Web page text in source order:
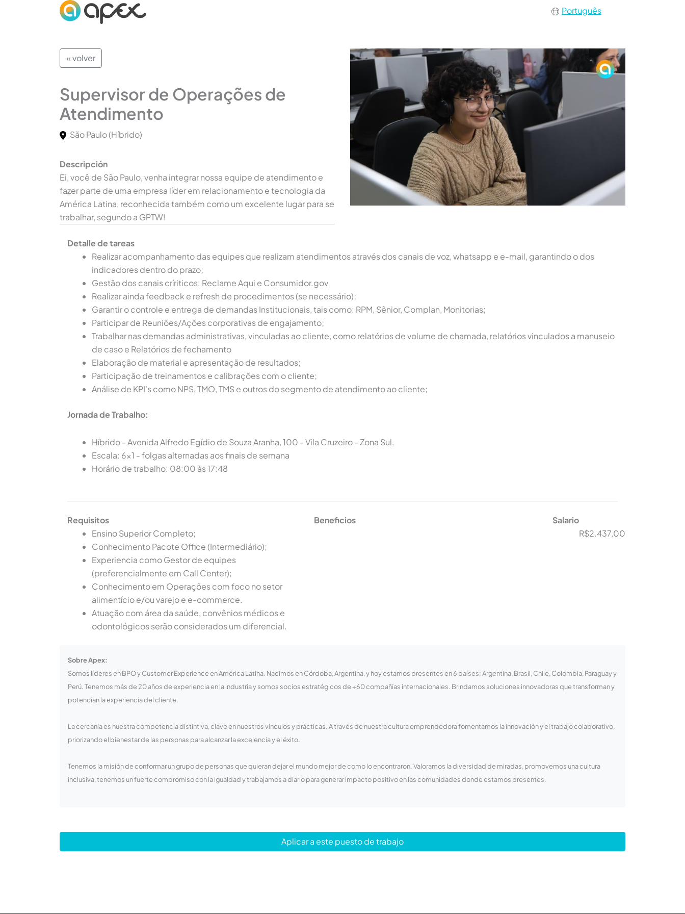
Português
« volver
Supervisor de Operações de
Atendimento
São Paulo(Híbrido)
Descripción
Ei, você de São Paulo, venha integrar nossa equipe de atendimento e
fazer parte de uma empresa líder em relacionamento e tecnologia da
América Latina, reconhecida também como um excelente lugar para se
trabalhar, segundo a GPTW!
Detalle de tareas
Realizar acompanhamento das equipes que realizam atendimentos através dos canais de voz, whatsapp e e-mail, garantindo o dos
indicadores dentro do prazo;
Gestão dos canais críriticos: Reclame Aqui e Consumidor.gov
Realizar ainda feedback e refresh de procedimentos (se necessário);
Garantir o controle e entrega de demandas Institucionais, tais como: RPM, Sênior, Complan, Monitorias;
Participar de Reuniões/Ações corporativas de engajamento;
Trabalhar nas demandas administrativas, vinculadas ao cliente, como relatórios de volume de chamada, relatórios vinculados a manuseio
de caso e Relatórios de fechamento
Elaboração de material e apresentação de resultados;
Participação de treinamentos e calibrações com o cliente;
Análise de KPI's como NPS, TMO, TMS e outros do segmento de atendimento ao cliente;
Jornada de Trabalho:
Híbrido - Avenida Alfredo Egídio de Souza Aranha, 100 - Vila Cruzeiro - Zona Sul.
Escala: 6x1 - folgas alternadas aos finais de semana
Horário de trabalho: 08:00 às 17:48
Requisitos
Ensino Superior Completo;
Conhecimento Pacote Office (Intermediário);
Experiencia como Gestor de equipes
(preferencialmente em Call Center);
Conhecimento em Operações com foco no setor
alimentício e/ou varejo e e-commerce.
Atuação com área da saúde, convênios médicos e
odontológicos serão considerados um diferencial.
Beneficios
Salario
R$2.437,00
Sobre Apex:
Somos líderes en BPO y Customer Experience en América Latina. Nacimos en Córdoba, Argentina, y hoy estamos presentes en 6 países: Argentina, Brasil, Chile, Colombia, Paraguay y
Perú. Tenemos más de 20 años de experiencia en la industria y somos socios estratégicos de +60 compañías internacionales. Brindamos soluciones innovadoras que transforman y
potencian la experiencia del cliente.
La cercanía es nuestra competencia distintiva, clave en nuestros vínculos y prácticas. A través de nuestra cultura emprendedora fomentamos la innovación y el trabajo colaborativo,
priorizando el bienestar de las personas para alcanzar la excelencia y el éxito.
Tenemos la misión de conformar un grupo de personas que quieran dejar el mundo mejor de como lo encontraron. Valoramos la diversidad de miradas, promovemos una cultura
inclusiva, tenemos un fuerte compromiso con la igualdad y trabajamos a diario para generar impacto positivo en las comunidades donde estamos presentes.
Aplicar a este puesto de trabajo